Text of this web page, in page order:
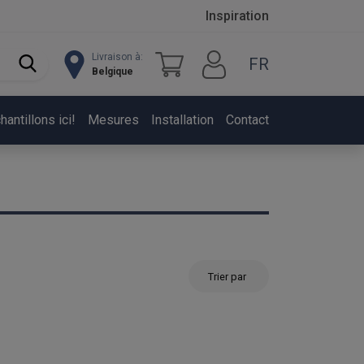
Inspiration
Livraison à:
Belgique
FR
ici! Mesures Installation Contact
Trier par